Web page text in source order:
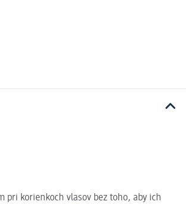
pri korienkoch vlasov bez toho, aby ich